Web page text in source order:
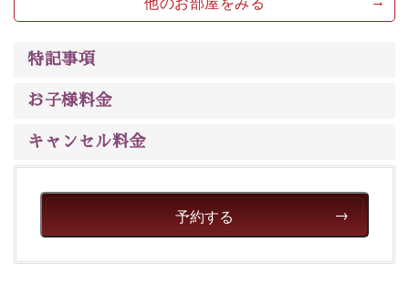
特記事項
お子様料金
キャンセル料金
予約する